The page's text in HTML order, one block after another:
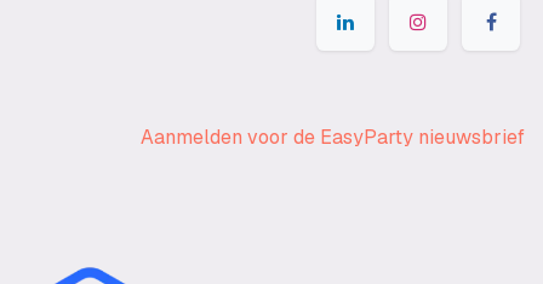
Aanmelden voor de EasyParty nieuwsbrief